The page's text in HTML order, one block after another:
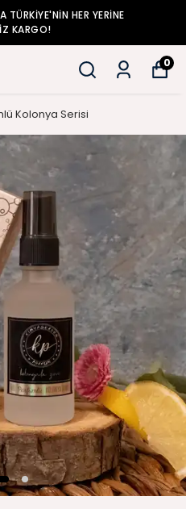
HER YERİNE
KARGO!
0
Kolonya Serisi